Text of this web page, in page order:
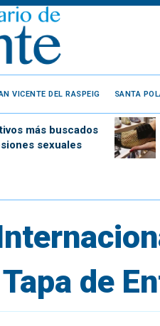
VICENTE DEL RASPEIG SANTA
más buscados
sexuales
de